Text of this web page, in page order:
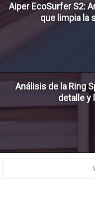
Aiper EcoSurfer S2:
que limpia la
Análisis de la Ring
detalle y